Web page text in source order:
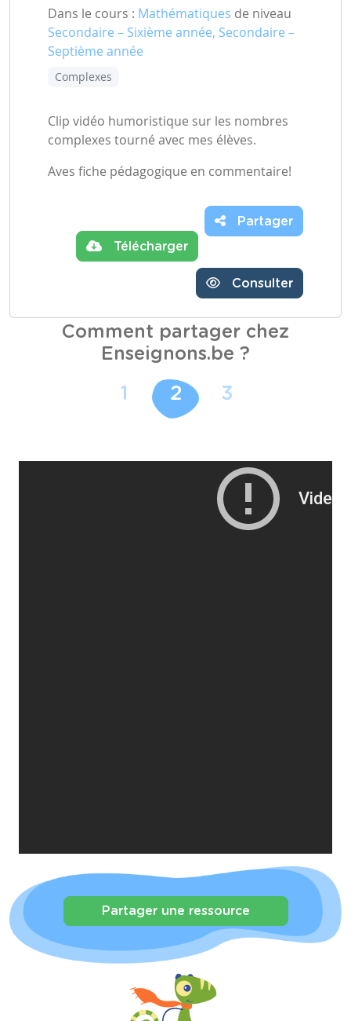
Dans le cours : Mathématiques de niveau
Secondaire – Sixième année, Secondaire –
Septième année
Complexes
Clip vidéo humoristique sur les nombres
complexes tourné avec mes élèves.
Aves fiche pédagogique en commentaire!
Télécharger
Partager
Consulter
Comment partager chez
Enseignons.be ?
1 2 3
Partager une ressource